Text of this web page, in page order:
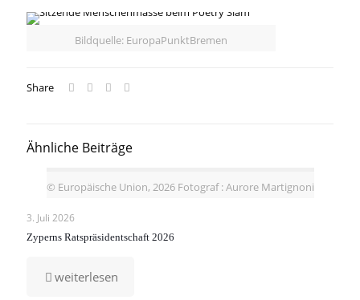
Bildquelle: EuropaPunktBremen
Share
Ähnliche Beiträge
© Europäische Union, 2026 Fotograf : Aurore Martignoni
3. Juli 2026
Zyperns Ratspräsidentschaft 2026
weiterlesen